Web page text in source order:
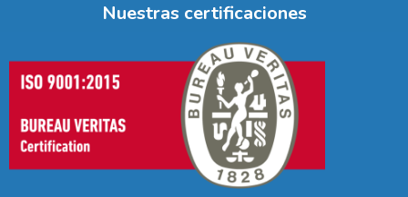
Nuestras certificaciones